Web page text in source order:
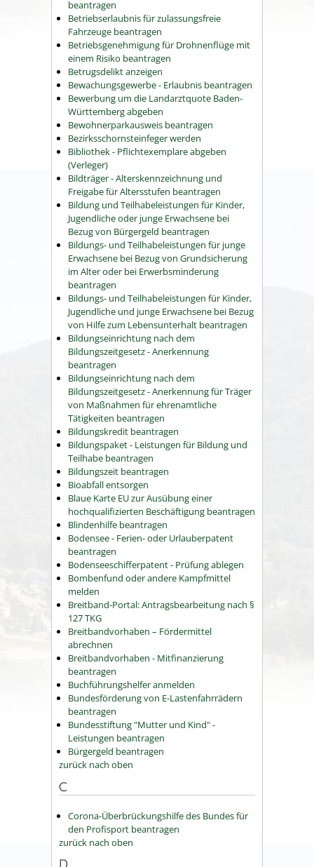
beantragen
Betriebserlaubnis für zulassungsfreie
Fahrzeuge beantragen
Betriebsgenehmigung für Drohnenflüge mit
einem Risiko beantragen
Betrugsdelikt anzeigen
Bewachungsgewerbe - Erlaubnis beantragen
Bewerbung um die Landarztquote Baden-
Württemberg abgeben
Bewohnerparkausweis beantragen
Bezirksschornsteinfeger werden
Bibliothek - Pflichtexemplare abgeben
(Verleger)
Bildträger - Alterskennzeichnung und
Freigabe für Altersstufen beantragen
Bildung und Teilhabeleistungen für Kinder,
Jugendliche oder junge Erwachsene bei
Bezug von Bürgergeld beantragen
Bildungs- und Teilhabeleistungen für junge
Erwachsene bei Bezug von Grundsicherung
im Alter oder bei Erwerbsminderung
beantragen
Bildungs- und Teilhabeleistungen für Kinder,
Jugendliche und junge Erwachsene bei Bezug
von Hilfe zum Lebensunterhalt beantragen
Bildungseinrichtung nach dem
Bildungszeitgesetz - Anerkennung
beantragen
Bildungseinrichtung nach dem
Bildungszeitgesetz - Anerkennung für Träger
von Maßnahmen für ehrenamtliche
Tätigkeiten beantragen
Bildungskredit beantragen
Bildungspaket - Leistungen für Bildung und
Teilhabe beantragen
Bildungszeit beantragen
Bioabfall entsorgen
Blaue Karte EU zur Ausübung einer
hochqualifizierten Beschäftigung beantragen
Blindenhilfe beantragen
Bodensee - Ferien- oder Urlauberpatent
beantragen
Bodenseeschifferpatent - Prüfung ablegen
Bombenfund oder andere Kampfmittel
melden
Breitband-Portal: Antragsbearbeitung nach §
127 TKG
Breitbandvorhaben – Fördermittel
abrechnen
Breitbandvorhaben - Mitfinanzierung
beantragen
Buchführungshelfer anmelden
Bundesförderung von E-Lastenfahrrädern
beantragen
Bundesstiftung "Mutter und Kind" -
Leistungen beantragen
Bürgergeld beantragen
zurück nach oben
C
Corona-Überbrückungshilfe des Bundes für
den Profisport beantragen
zurück nach oben